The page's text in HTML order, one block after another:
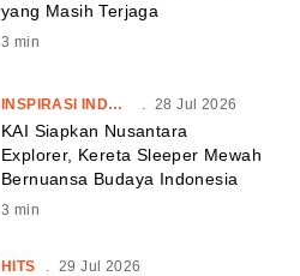
yang Masih Terjaga
3 min
INSPIRASI INDONESIA . 28 Jul 2026
KAI Siapkan Nusantara
Explorer, Kereta Sleeper Mewah
Bernuansa Budaya Indonesia
3 min
HITS 29 Jul 2026